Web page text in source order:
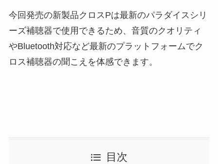
今回発売の新製品クロスPは最新のパラダイスシリ
ーズ補聴器で使用できるため、音質のクオリティ
やBluetooth対応など最新のプラットフォームでク
ロス補聴器の聞こえを体感できます。
目次